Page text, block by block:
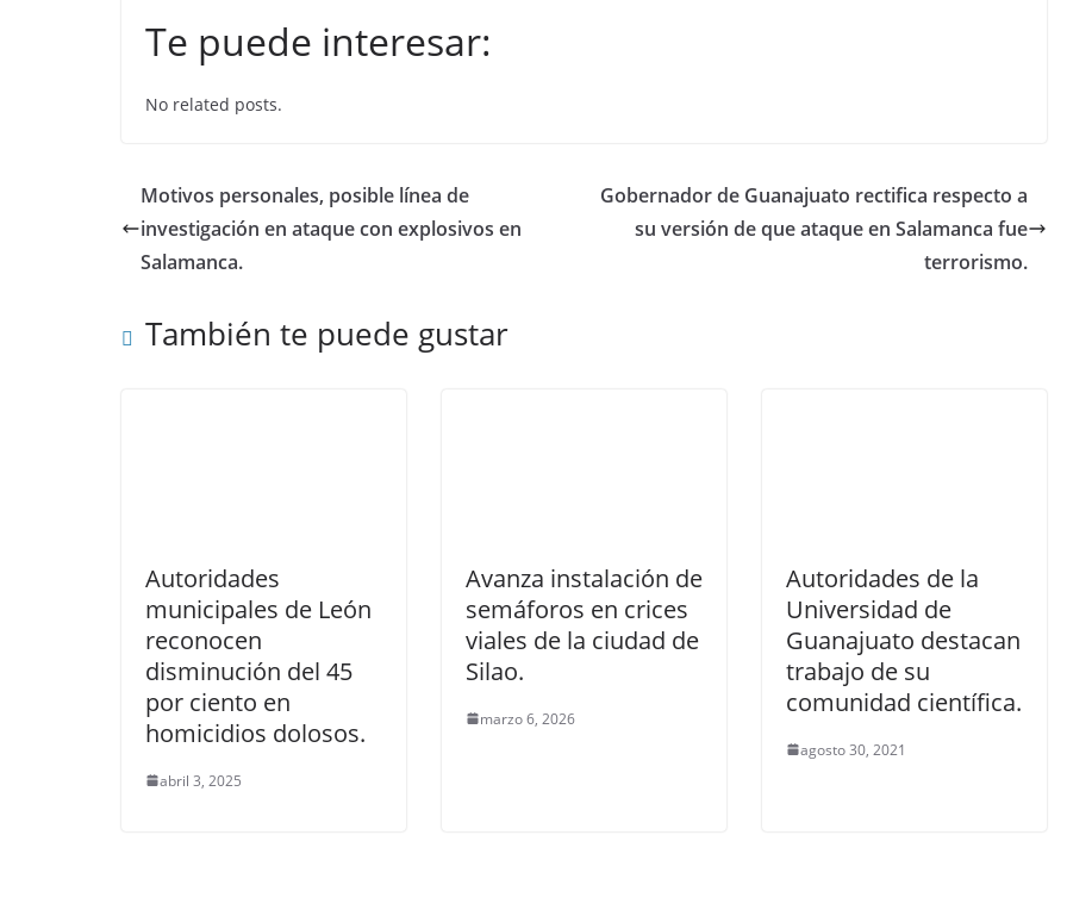
c
e
b
o
k
itt
er
at
p
k
Te puede interesar:
No related posts.
Motivos personales, posible línea de
investigación en ataque con explosivos en
Salamanca.
Gobernador de Guanajuato rectifica respecto a
su versión de que ataque en Salamanca fue
terrorismo.
También te puede gustar
Autoridades
municipales de León
reconocen
disminución del 45
por ciento en
homicidios dolosos.
abril 3, 2025
Avanza instalación de
semáforos en crices
viales de la ciudad de
Silao.
marzo 6, 2026
Autoridades de la
Universidad de
Guanajuato destacan
trabajo de su
comunidad científica.
agosto 30, 2021